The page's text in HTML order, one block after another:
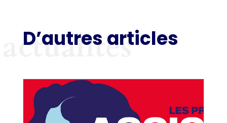
D’autres articles
actualités